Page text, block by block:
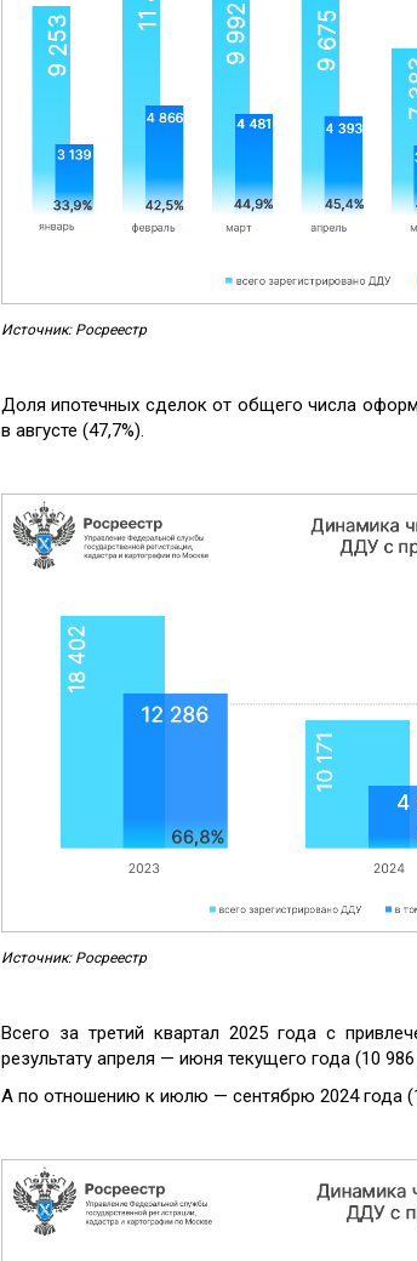
Источник: Росреестр
Доля ипотечных сделок от общего числа
в августе (47,7%).
Источник: Росреестр
Всего за третий квартал 2025 года с
результату апреля — июня текущего года (10
А по отношению к июлю — сентябрю 2024 года